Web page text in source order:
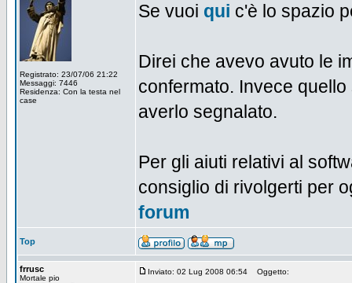
Registrato: 23/07/06 21:22
Messaggi: 7446
Residenza: Con la testa nel
case
Se vuoi qui c'è lo spazio
Direi che avevo avuto le
confermato. Invece
averlo segnalato.
Per gli aiuti relativi al
consiglio di rivolgerti per
forum
Top
frrusc
Mortale pio
Inviato: 02 Lug 2008 06:54 Oggetto: